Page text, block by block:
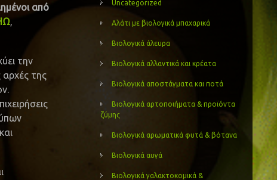
από
,
την
της
Uncategorized
Αλάτι με βιολογικά μπαχαρικά
Βιολογικά άλευρα
Βιολογικά αλλαντικά και κρέατα
Βιολογικά αποστάγματα και ποτά
Βιολογικά αρτοποιήματα & προϊόντα
ζύμης
Βιολογικά αρωματικά φυτά & βότανα
Βιολογικά αυγά
Βιολογικά γαλακτοκομικά &